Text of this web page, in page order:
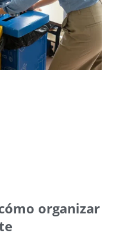
organizar